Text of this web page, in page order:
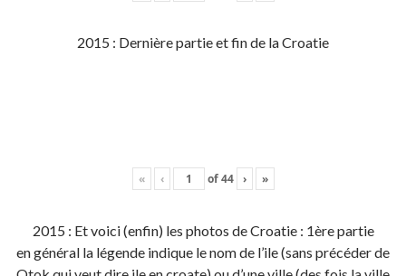
2015 : Dernière partie et fin de la Croatie
« ‹ of44 › »
2015 : Et voici (enfin) les photos de Croatie : 1ère partie
en général la légende indique le nom de l’ile (sans précéder de